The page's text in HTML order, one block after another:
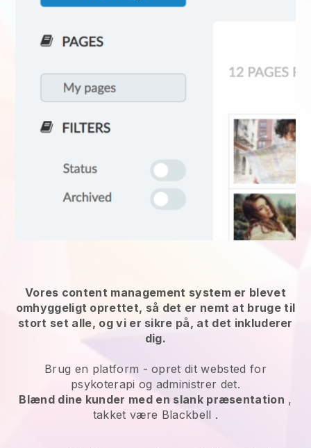
Vores content management system er blevet
omhyggeligt oprettet, så det er nemt at bruge til
stort set alle, og vi er sikre på, at det inkluderer
dig.
Brug en platform -opret dit websted for
psykoterapi og administrer det.
Blænd dine kunder med en slank præsentation ,
takket være Blackbell .